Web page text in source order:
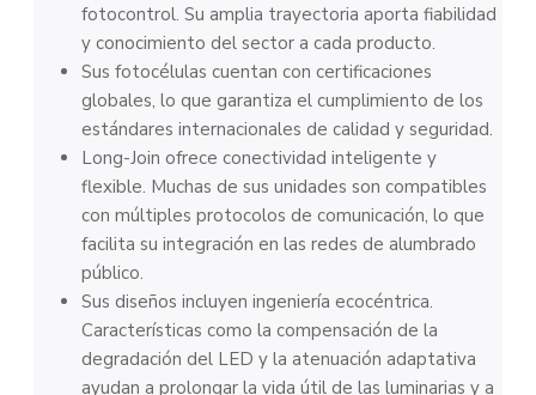
fotocontrol. Su amplia trayectoria aporta fiabilidad
y conocimiento del sector a cada producto.
Sus fotocélulas cuentan con certificaciones
globales, lo que garantiza el cumplimiento de los
estándares internacionales de calidad y seguridad.
Long-Join ofrece conectividad inteligente y
flexible. Muchas de sus unidades son compatibles
con múltiples protocolos de comunicación, lo que
facilita su integración en las redes de alumbrado
público.
Sus diseños incluyen ingeniería ecocéntrica.
Características como la compensación de la
degradación del LED y la atenuación adaptativa
ayudan a prolongar la vida útil de las luminarias y a